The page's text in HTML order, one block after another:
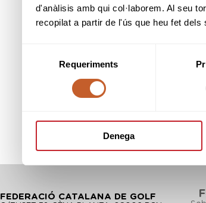
d'anàlisis amb qui col·laborem. Al seu
recopilat a partir de l'ús que heu fet dels
consentiment
Requeriments
Denega
FEDERACIÓ CATALANA DE GOLF